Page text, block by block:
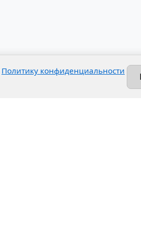
Политику конфиденциальности